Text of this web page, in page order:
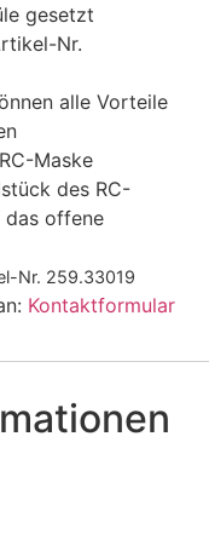
gesetzt
Nr.
alle Vorteile
Maske
des RC-
offene
Nr. 259.33019
Kontaktformular